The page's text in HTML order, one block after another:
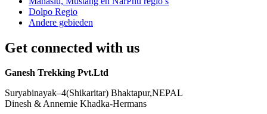
Dolpo Regio
Andere gebieden
Get connected with us
Ganesh Trekking Pvt.Ltd
Suryabinayak–4(Shikaritar) Bhaktapur,NEPAL
Dinesh & Annemie Khadka-Hermans